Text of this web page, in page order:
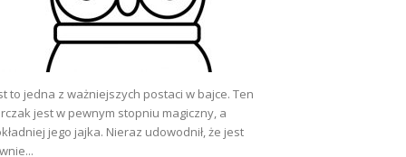
to jedna z ważniejszych postaci w bajce. Ten
jest w pewnym stopniu magiczny, a
jego jajka. Nieraz udowodnił, że jest